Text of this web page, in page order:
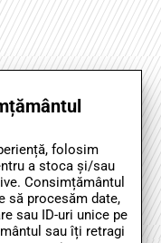
folosim
a stoca și/sau
Consimțământul
să procesăm date,
sau ID-uri unice pe
sau îți retragi